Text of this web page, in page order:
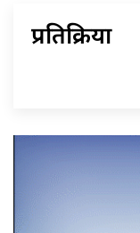
प्रतिक्रिया